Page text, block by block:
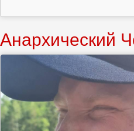
Анархический